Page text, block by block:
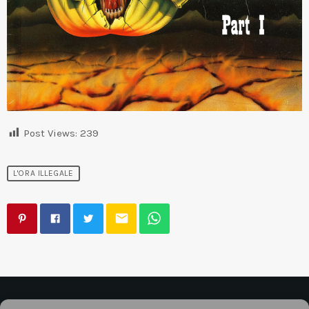
Post Views: 239
L'ORA ILLEGALE
email